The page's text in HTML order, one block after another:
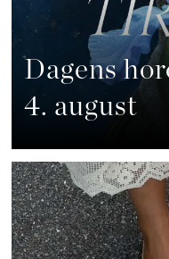
Dagens
4. august